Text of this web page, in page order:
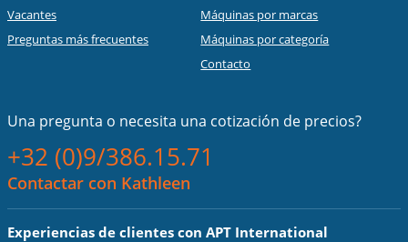
Vacantes
Preguntas más frecuentes
Máquinas por marcas
Máquinas por categoría
Contacto
Una pregunta o necesita una cotización de precios?
+32 (0)9/386.15.71
Contactar con Kathleen
Experiencias de clientes con APT International